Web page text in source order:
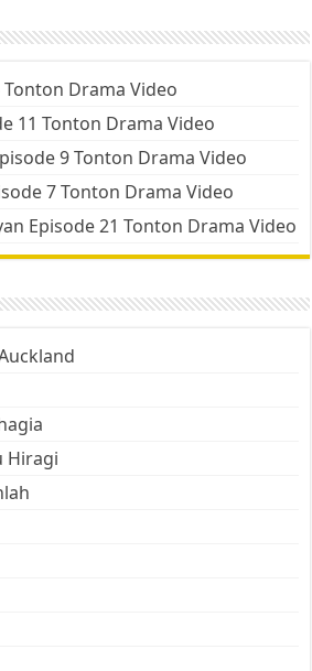
Drama Video
11 Tonton Drama Video
9 Tonton Drama Video
7 Tonton Drama Video
Episode 21 Tonton Drama Video
Hiragi